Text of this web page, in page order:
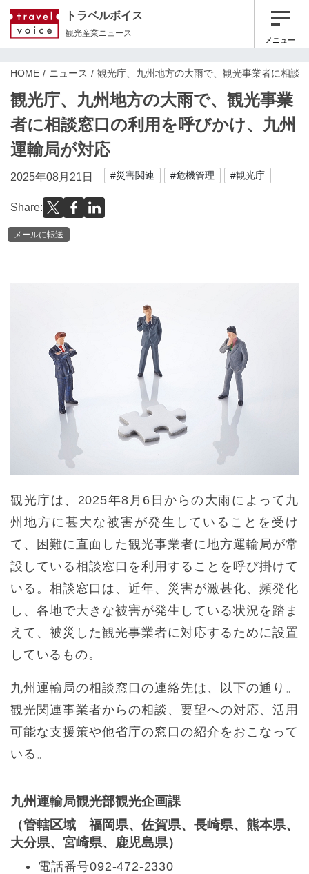
トラベルボイス
観光産業ニュース
メニュー
HOME ニュース 観光庁、九州地方の大雨で、観光事業者に相談
観光庁、九州地方の大雨で、観光事業
者に相談窓口の利用を呼びかけ、九州
運輸局が対応
2025年08月21日 #災害関連 #危機管理 #観光庁
Share:
メールに転送
観光庁は、2025年8月6日からの大雨によって九
州地方に甚大な被害が発生していることを受け
て、困難に直面した観光事業者に地方運輸局が常
設している相談窓口を利用することを呼び掛けて
いる。相談窓口は、近年、災害が激甚化、頻発化
し、各地で大きな被害が発生している状況を踏ま
えて、被災した観光事業者に対応するために設置
しているもの。
九州運輸局の相談窓口の連絡先は、以下の通り。
観光関連事業者からの相談、要望への対応、活用
可能な支援策や他省庁の窓口の紹介をおこなって
いる。
九州運輸局観光部観光企画課
（管轄区域 福岡県、佐賀県、長崎県、熊本県、
大分県、宮崎県、鹿児島県）
電話番号092-472-2330